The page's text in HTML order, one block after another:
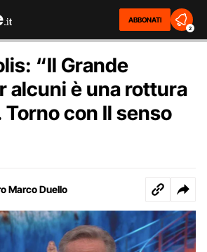
ABBONATI
2
“Il Grande
alcuni è una rottura
con Il senso
Marco Duello